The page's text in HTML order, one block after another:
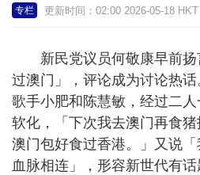
专栏 更新时间：02:00 2026-05-18 HKT
新民党议员何敬康早前扬
过澳门」，评论成为讨论热
歌手小肥和陈慧敏，经过二
软化，「下次我去澳门再食
澳门包好食过香港。」又说
血脉相连」，形容新世代有话